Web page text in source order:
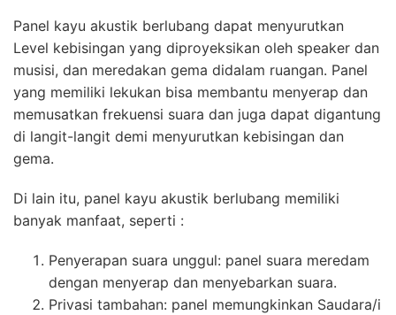
Panel kayu akustik berlubang dapat menyurutkan
Level kebisingan yang diproyeksikan oleh speaker dan
musisi, dan meredakan gema didalam ruangan. Panel
yang memiliki lekukan bisa membantu menyerap dan
memusatkan frekuensi suara dan juga dapat digantung
di langit-langit demi menyurutkan kebisingan dan
gema.
Di lain itu, panel kayu akustik berlubang memiliki
banyak manfaat, seperti :
Penyerapan suara unggul: panel suara meredam
dengan menyerap dan menyebarkan suara.
Privasi tambahan: panel memungkinkan Saudara/i